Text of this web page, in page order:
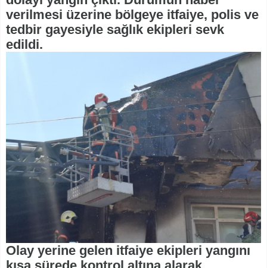
verilmesi üzerine bölgeye itfaiye, polis ve
tedbir gayesiyle sağlık ekipleri sevk
edildi.
Olay yerine gelen itfaiye ekipleri yangını